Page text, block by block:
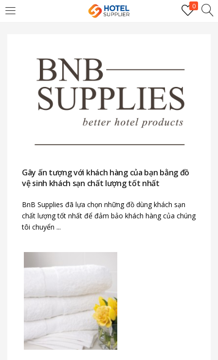
0
Enter your username and password to login.
Lost password?
Gây ấn tượng với khách hàng của bạn bằng đồ
vệ sinh khách sạn chất lượng tốt nhất
BnB Supplies đã lựa chọn những đồ dùng khách sạn
chất lượng tốt nhất để đảm bảo khách hàng của chúng
tôi chuyển ...